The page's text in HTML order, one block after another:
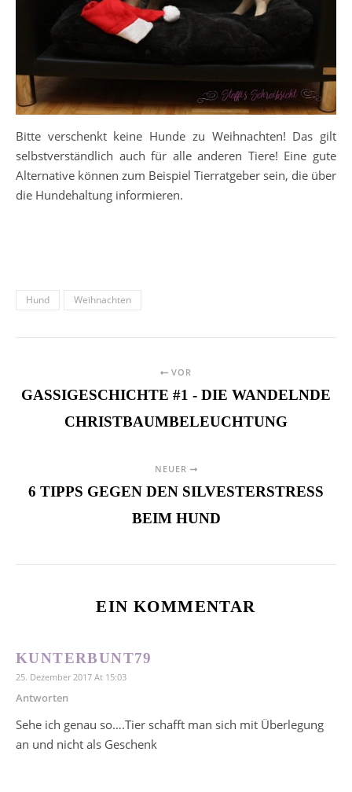
Bitte verschenkt keine Hunde zu Weihnachten! Das gilt
selbstverständlich auch für alle anderen Tiere! Eine gute
Alternative können zum Beispiel Tierratgeber sein, die über
die Hundehaltung informieren.
Hund Weihnachten
VOR
GASSIGESCHICHTE #1 - DIE WANDELNDE
CHRISTBAUMBELEUCHTUNG
NEUER
6 TIPPS GEGEN DEN SILVESTERSTRESS
BEIM HUND
EIN KOMMENTAR
KUNTERBUNT79
25. Dezember 2017 At 15:03
Antworten
Sehe ich genau so….Tier schafft man sich mit Überlegung
an und nicht als Geschenk